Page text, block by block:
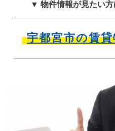
▼ 物件情報が見たい
宇都宮市の賃